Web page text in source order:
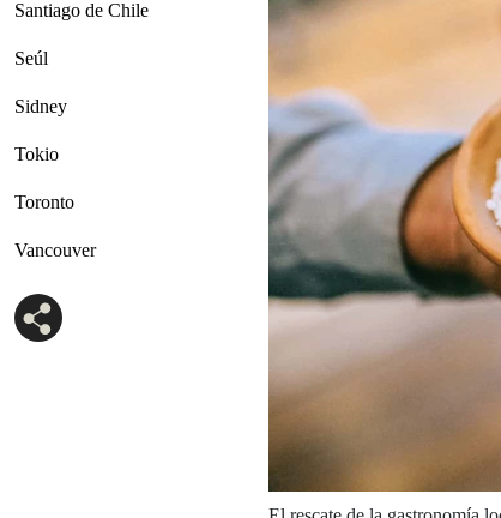
Santiago de Chile
Seúl
Sidney
Tokio
Toronto
Vancouver